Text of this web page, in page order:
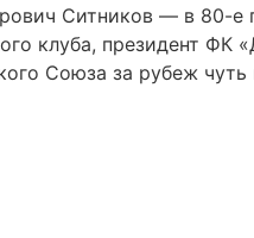
Ситников — в 80-е
клуба, президент ФК
Союза за рубеж чуть